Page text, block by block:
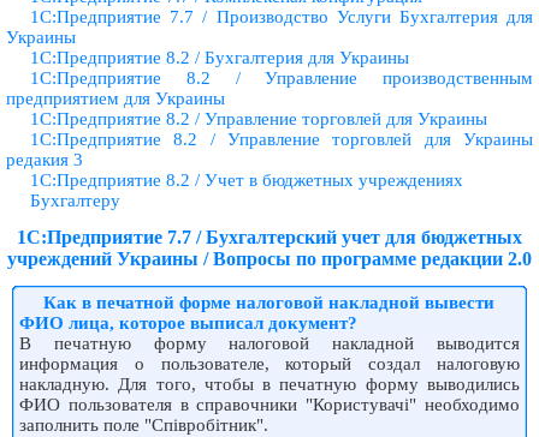
1С:Предприятие 7.7 / Производство Услуги Бухгалтерия для
Украины
1С:Предприятие 8.2 / Бухгалтерия для Украины
1С:Предприятие 8.2 / Управление производственным
предприятием для Украины
1С:Предприятие 8.2 / Управление торговлей для Украины
1С:Предприятие 8.2 / Управление торговлей для Украины
редакия 3
1С:Предприятие 8.2 / Учет в бюджетных учреждениях
Бухгалтеру
1С:Предприятие 7.7 / Бухгалтерский учет для бюджетных
учреждений Украины / Вопросы по программе редакции 2.0
Как в печатной форме налоговой накладной вывести
ФИО лица, которое выписал документ?
В печатную форму налоговой накладной выводится
информация о пользователе, который создал налоговую
накладную. Для того, чтобы в печатную форму выводились
ФИО пользователя в справочники "Користувачі" необходимо
заполнить поле "Співробітник".